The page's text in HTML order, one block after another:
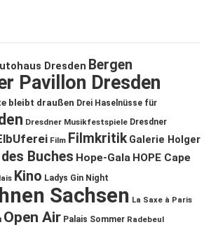
Dresden Bergen
Pavillon Dresden
bleibt draußen Drei Haselnüsse für
Dresdner Musikfestspiele Dresdner
Film Filmkritik Galerie Holger
Buches Hope-Gala HOPE Cape
Kino Ladys Gin Night
Sachsen La Saxe à Paris
Open Air Palais Sommer Radebeul